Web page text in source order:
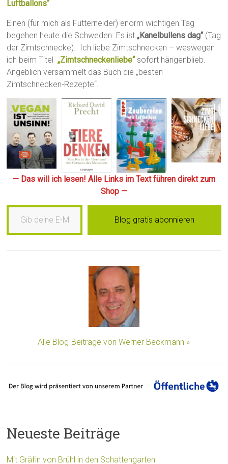
Luftballons“.
Einen (für mich als Futterneider) enorm wichtigen Tag
begehen heute die Schweden. Es ist„Kanelbullens dag“(Tag
der Zimtschnecke). Ich liebe Zimtschnecken – weswegen
ich beim Titel„Zimtschneckenliebe“sofort hängenblieb.
Angeblich versammelt das Buch die „besten
Zimtschnecken-Rezepte“.
— Das will ich lesen! Alle Links im Text führen direkt zum
Shop —
Gib deine E-Mail-Adresse ein …
Blog gratis abonnieren
Alle Blog-Beiträge von Werner Beckmann »
Neueste Beiträge
Mit Gräfin von Brühl in den Schattengarten